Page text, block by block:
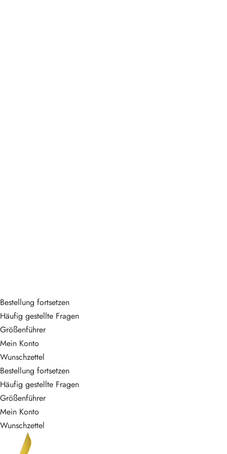
Bestellung fortsetzen
Häufig gestellte Fragen
Größenführer
Mein Konto
Wunschzettel
Bestellung fortsetzen
Häufig gestellte Fragen
Größenführer
Mein Konto
Wunschzettel